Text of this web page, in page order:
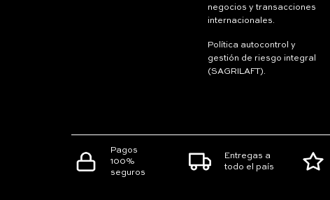
negocios y transacciones
internacionales.
Política autocontrol y
gestión de riesgo integral
(SAGRILAFT).
Pagos
100%
seguros
Entregas a
todo el país